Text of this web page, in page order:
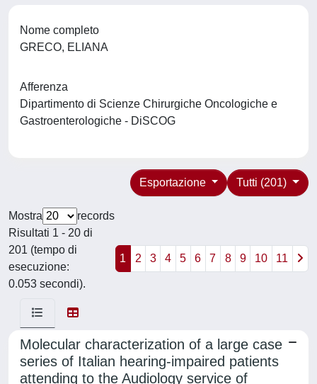
Nome completo
GRECO, ELIANA
Afferenza
Dipartimento di Scienze Chirurgiche Oncologiche e
Gastroenterologiche - DiSCOG
Tutti (201)
Esportazione
Mostra
records
Risultati 1 - 20 di
201 (tempo di
esecuzione:
0.053 secondi).
1 2 3 4 5 6 7 8 9 10 11
Molecular characterization of a large case
series of Italian hearing-impaired patients
attending to the Audiology service of